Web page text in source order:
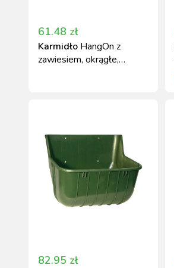
61.48 zł
Karmidło HangOn z
zawiesiem, okrągłe,
82.95 zł